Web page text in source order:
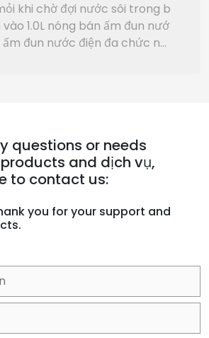
khi chờ đợi nước sôi trong b
1.0L nóng bán ấm đun nướ
đun nước điện đa chức nă
questions or needs
and dịch vụ,
to contact us:
you for your support and